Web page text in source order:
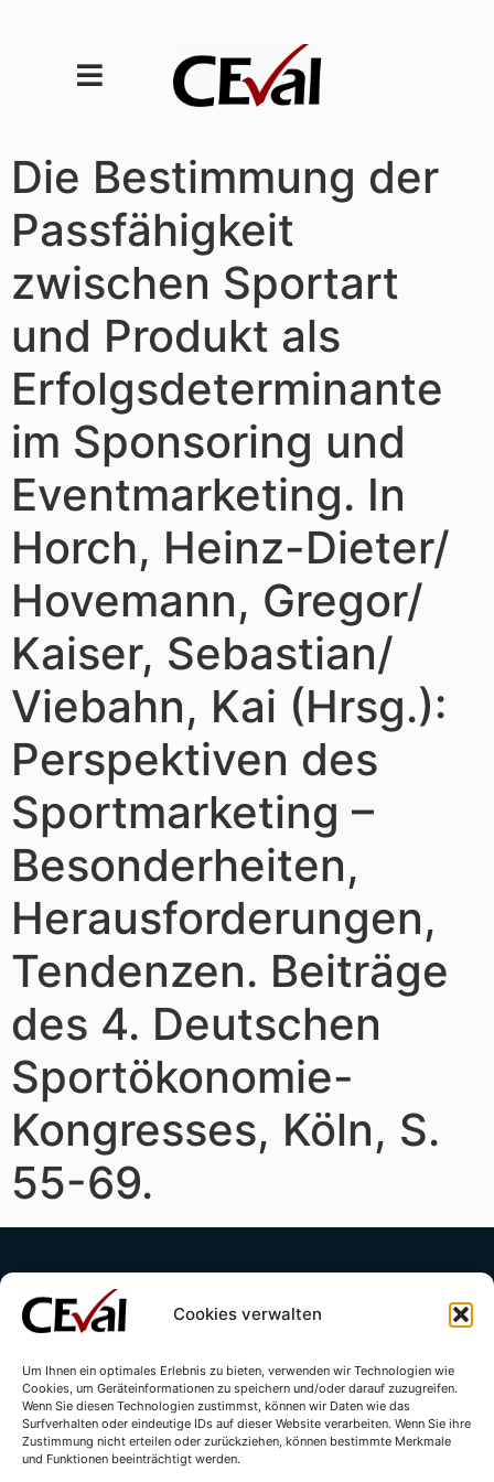
Cookies verwalten
Um Ihnen ein optimales Erlebnis zu bieten, verwenden wir Technologien wie
Cookies, um Geräteinformationen zu speichern und/oder darauf zuzugreifen.
Wenn Sie diesen Technologien zustimmst, können wir Daten wie das
Surfverhalten oder eindeutige IDs auf dieser Website verarbeiten. Wenn Sie ihre
Zustimmung nicht erteilen oder zurückziehen, können bestimmte Merkmale
und Funktionen beeinträchtigt werden.
Die Bestimmung der
Passfähigkeit
zwischen Sportart
und Produkt als
Erfolgsdeterminante
im Sponsoring und
Eventmarketing. In
Horch, Heinz-Dieter/
Hovemann, Gregor/
Kaiser, Sebastian/
Viebahn, Kai (Hrsg.):
Perspektiven des
Sportmarketing –
Besonderheiten,
Herausforderungen,
Tendenzen. Beiträge
des 4. Deutschen
Sportökonomie-
Kongresses, Köln, S.
55-69.
Kontakt Impressum Datenschutzerklärung
Cookie-Richtlinie (EU)